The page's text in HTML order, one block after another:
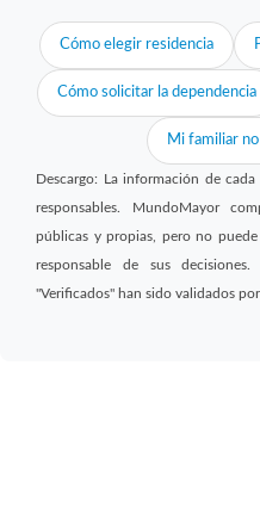
Cómo elegir residencia
Cómo solicitar la dependencia
Mi familiar
Descargo: La información de
responsables. MundoMayor
públicas y propias, pero no
responsable de sus
"Verificados" han sido validados